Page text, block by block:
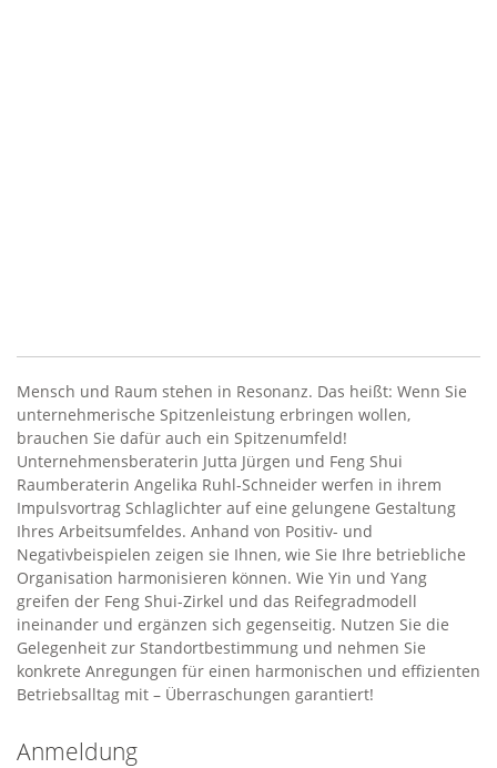
Mensch und Raum stehen in Resonanz. Das heißt: Wenn Sie
unternehmerische Spitzenleistung erbringen wollen,
brauchen Sie dafür auch ein Spitzenumfeld!
Unternehmensberaterin Jutta Jürgen und Feng Shui
Raumberaterin Angelika Ruhl-Schneider werfen in ihrem
Impulsvortrag Schlaglichter auf eine gelungene Gestaltung
Ihres Arbeitsumfeldes. Anhand von Positiv- und
Negativbeispielen zeigen sie Ihnen, wie Sie Ihre betriebliche
Organisation harmonisieren können. Wie Yin und Yang
greifen der Feng Shui-Zirkel und das Reifegradmodell
ineinander und ergänzen sich gegenseitig. Nutzen Sie die
Gelegenheit zur Standortbestimmung und nehmen Sie
konkrete Anregungen für einen harmonischen und effizienten
Betriebsalltag mit – Überraschungen garantiert!
Anmeldung